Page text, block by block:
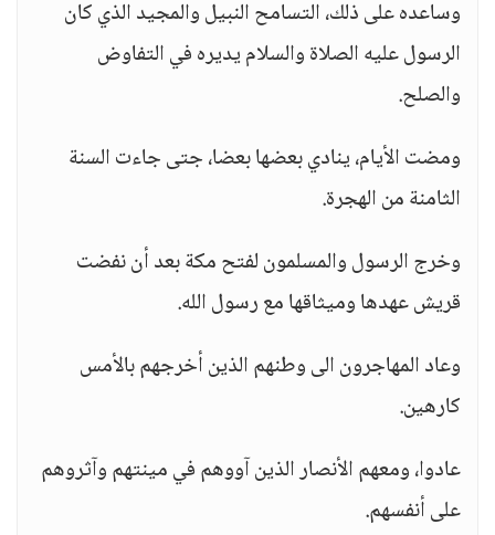
وساعده على ذلك، التسامح النبيل والمجيد الذي كان
الرسول عليه الصلاة والسلام يديره في التفاوض
والصلح.
ومضت الأيام، ينادي بعضها بعضا، جتى جاءت السنة
الثامنة من الهجرة.
وخرج الرسول والمسلمون لفتح مكة بعد أن نفضت
قريش عهدها وميثاقها مع رسول الله.
وعاد المهاجرون الى وطنهم الذين أخرجهم بالأمس
كارهين.
عادوا، ومعهم الأنصار الذين آووهم في مينتهم وآثروهم
على أنفسهم.